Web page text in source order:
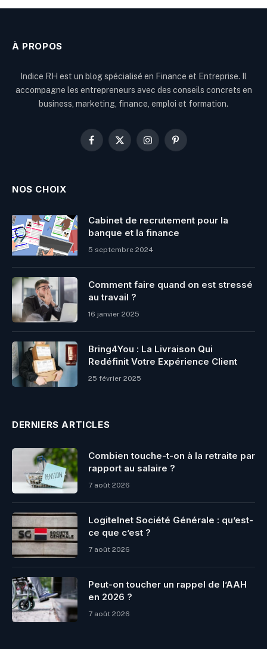
À PROPOS
Indice RH est un blog spécialisé en Finance et Entreprise. Il
accompagne les entrepreneurs avec des conseils concrets en
business, marketing, finance, emploi et formation.
Facebook
X
InstagramPinterest
NOS CHOIX
Cabinet de recrutement pour la
banque et la finance
5 septembre 2024
Comment faire quand on est stressé
au travail ?
16 janvier 2025
Bring4You : La Livraison Qui
Redéfinit Votre Expérience Client
25 février 2025
DERNIERS ARTICLES
Combien touche-t-on à la retraite par
rapport au salaire ?
7 août 2026
Logitelnet Société Générale : qu’est-
ce que c’est ?
7 août 2026
Peut-on toucher un rappel de l’AAH
en 2026 ?
7 août 2026